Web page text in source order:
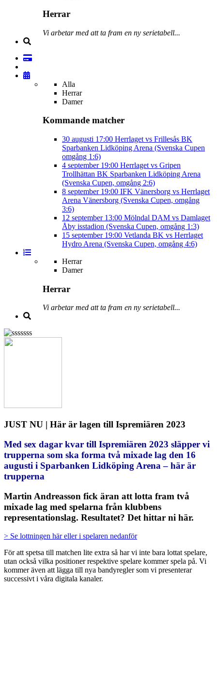
Herrar
Vi arbetar med att ta fram en ny serietabell...
Alla
Herrar
Damer
Kommande matcher
30 augusti 17:00 Herrlaget vs Frillesås BK
Sparbanken Lidköping Arena (Svenska Cupen
omgång 1:6)
4 september 19:00 Herrlaget vs Gripen
Trollhättan BK Sparbanken Lidköping Arena
(Svenska Cupen, omgång 2:6)
8 september 19:00 IFK Vänersborg vs Herrlaget
Arena Vänersborg (Svenska Cupen, omgång
3:6)
12 september 13:00 Mölndal DAM vs Damlaget
Åby isstadion (Svenska Cupen, omgång 1:3)
15 september 19:00 Vetlanda BK vs Herrlaget
Hydro Arena (Svenska Cupen, omgång 4:6)
Herrar
Damer
Herrar
Vi arbetar med att ta fram en ny serietabell...
JUST NU | Här är lagen till Ispremiären 2023
Med sex dagar kvar till Ispremiären 2023 släpper vi
trupperna som ska forma två mixade lag den 16
augusti i Sparbanken Lidköping Arena – här är
trupperna
Martin Andreasson fick äran att lotta fram två
mixade lag med spelarna från klubbens
representationslag. Resultatet? Det hittar ni här.
> Se lottningen här eller i spelaren nedanför
För att spetsa till matchen lite extra så har vi inte bara lottat spelare,
utan också vilka positioner respektive spelare kommer spela på. Vi
kommer även att lägga till nya bandyregler som vi presenterar
successivt i våra digitala kanaler.